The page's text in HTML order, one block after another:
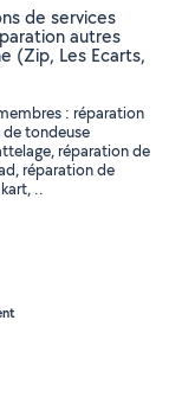
de services
autres
(Zip, Les Ecarts,
: réparation
tondeuse
réparation de
réparation de
..